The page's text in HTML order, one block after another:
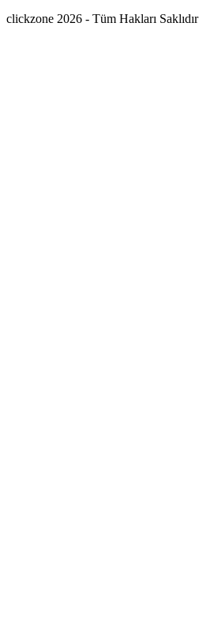
clickzone 2026 - Tüm Hakları Saklıdır